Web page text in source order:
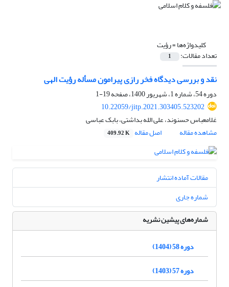
کلیدواژه‌ها =رؤیت
تعداد مقالات: 1
نقد و بررسی دیدگاه فخر رازی پیرامون مسأله رؤیت الهی
دوره 54، شماره 1، شهریور 1400، صفحه
19-1
10.22059/jitp.2021.303405.523202
غلامعباس حسنوند، علی الله بداشتی، بابک عباسی
مشاهده مقاله
اصل مقاله 409.92 K
مقالات آماده انتشار
شماره جاری
شماره‌های پیشین نشریه
دوره 58 (1404)
دوره 57 (1403)